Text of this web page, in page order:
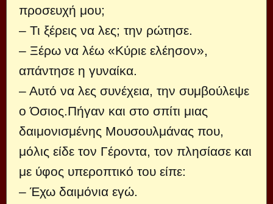
προσευχή μου;
– Τι ξέρεις να λες; την ρώτησε.
– Ξέρω να λέω «Κύριε ελέησον»,
απάντησε η γυναίκα.
– Αυτό να λες συνέχεια, την συμβούλεψε
ο Όσιος.Πήγαν και στο σπίτι μιας
δαιμονισμένης Μουσουλμάνας που,
μόλις είδε τον Γέροντα, τον πλησίασε και
με ύφος υπεροπτικό του είπε:
– Έχω δαιμόνια εγώ.